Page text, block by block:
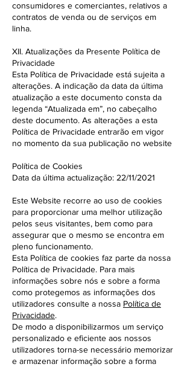
consumidores e comerciantes, relativos a
contratos de venda ou de serviços em
linha.
XII. Atualizações da Presente Política de
Privacidade
Esta Política de Privacidade está sujeita a
alterações. A indicação da data da última
atualização a este documento consta da
legenda “Atualizada em”, no cabeçalho
deste documento. As alterações a esta
Política de Privacidade entrarão em vigor
no momento da sua publicação no website
Política de Cookies
Data da última actualização: 22/11/2021
Este Website recorre ao uso de cookies
para proporcionar uma melhor utilização
pelos seus visitantes, bem como para
assegurar que o mesmo se encontra em
pleno funcionamento.
Esta Política de cookies faz parte da nossa
Política de Privacidade. Para mais
informações sobre nós e sobre a forma
como protegemos as informações dos
utilizadores consulte a nossa Política de
Privacidade.
De modo a disponibilizarmos um serviço
personalizado e eficiente aos nossos
utilizadores torna-se necessário memorizar
e armazenar informação sobre a forma